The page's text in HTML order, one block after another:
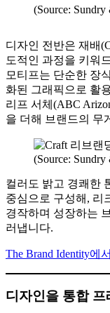
(Source:
디자인 전반은 재배
도적인 과정을 키워
모티프는 단순한 장
화된 그래픽으로 활
리프 서체(ABC
을 더해 브랜드의 무
(Source:
컬러도 밝고 경쾌한
중심으로 구성해, 리
경작하며 성장하는
러냅니다.
The Brand Identity에
디자인을 통합